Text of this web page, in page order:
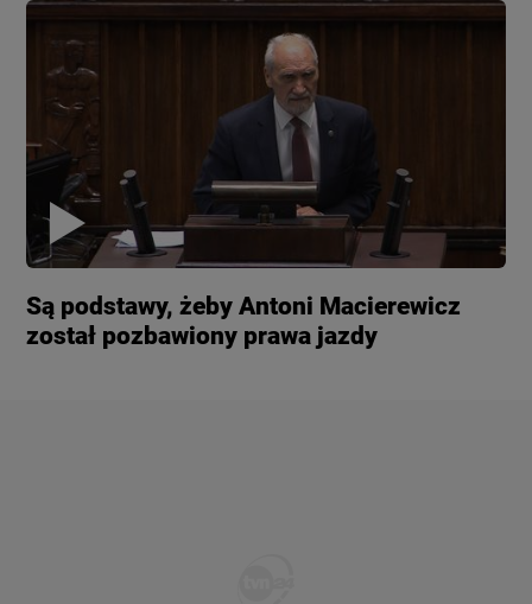
Są podstawy, żeby Antoni Macierewicz
został pozbawiony prawa jazdy